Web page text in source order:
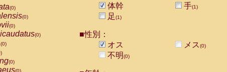
cana
rubicundus
(0)
(0)
(0)
(0)
(0)
(0)
(0)
体幹
手(1)
足(1)
■性別：
オス
メス(0)
不明(0)